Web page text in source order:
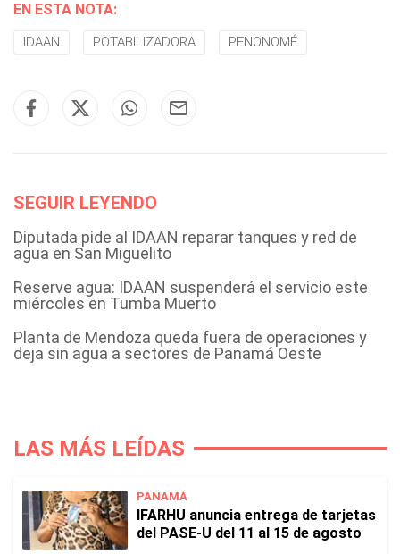
EN ESTA NOTA:
IDAAN POTABILIZADORA PENONOMÉ
SEGUIR LEYENDO
Diputada pide al IDAAN reparar tanques y red de
agua en San Miguelito
Reserve agua: IDAAN suspenderá el servicio este
miércoles en Tumba Muerto
Planta de Mendoza queda fuera de operaciones y
deja sin agua a sectores de Panamá Oeste
LAS MÁS LEÍDAS
PANAMÁ
IFARHU anuncia entrega de tarjetas
del PASE-U del 11 al 15 de agosto